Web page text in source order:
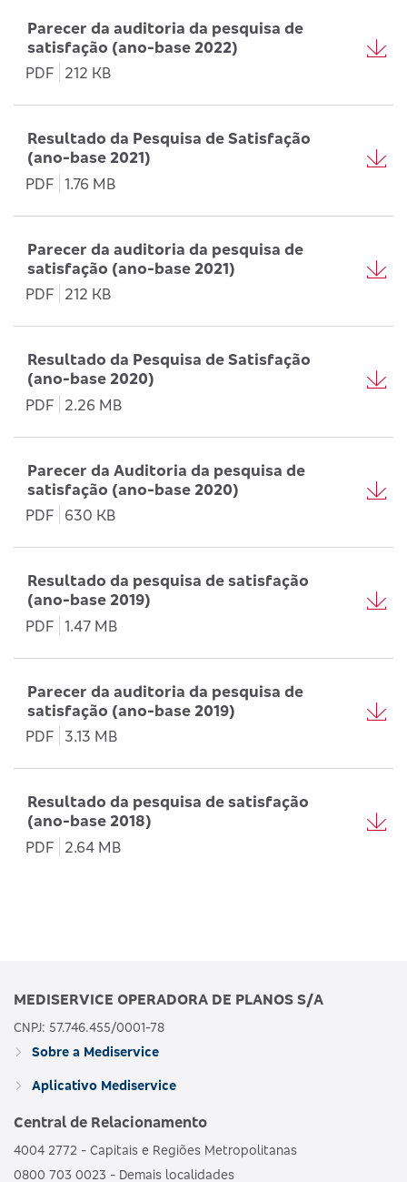
Parecer da auditoria da pesquisa de
satisfação (ano-base 2022)
PDF
212 KB
Resultado da Pesquisa de Satisfação
(ano-base 2021)
PDF 1.76 MB
Parecer da auditoria da pesquisa de
satisfação (ano-base 2021)
PDF
212 KB
Resultado da Pesquisa de Satisfação
(ano-base 2020)
PDF
2.26 MB
Parecer da Auditoria da pesquisa de
satisfação (ano-base 2020)
PDF
630 KB
Resultado da pesquisa de satisfação
(ano-base 2019)
PDF 1.47 MB
Parecer da auditoria da pesquisa de
satisfação (ano-base 2019)
PDF
3.13 MB
Resultado da pesquisa de satisfação
(ano-base 2018)
PDF
2.64 MB
MEDISERVICE OPERADORA DE PLANOS S/A
CNPJ: 57.746.455/0001-78
Sobre a Mediservice
Aplicativo Mediservice
Central de Relacionamento
4004 2772 - Capitais e Regiões Metropolitanas
0800 703 0023 - Demais localidades